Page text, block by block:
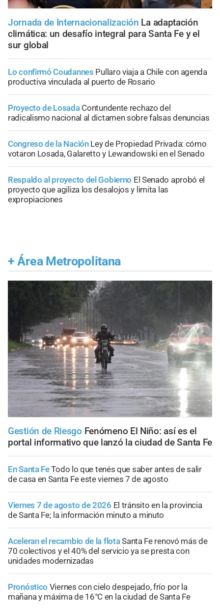
Jornada de Internacionalización La adaptación
climática: un desafío integral para Santa Fe y el
sur global
Lo confirmó Coudannes Pullaro viaja a Chile con agenda
productiva vinculada al puerto de Rosario
Proyecto de Losada Contundente rechazo del
radicalismo nacional al dictamen sobre falsas denuncias
Congreso de la Nación Ley de Propiedad Privada: cómo
votaron Losada, Galaretto y Lewandowski en el Senado
Respaldo al proyecto del Gobierno El Senado aprobó el
proyecto que agiliza los desalojos y limita las
expropiaciones
+ Área Metropolitana
Gestión de Riesgo Fenómeno El Niño: así es el
portal informativo que lanzó la ciudad de Santa Fe
En Santa FeTodo lo que tenés que saber antes de salir
de casa en Santa Fe este viernes 7 de agosto
Viernes 7 de agosto de 2026 El tránsito en la provincia
de Santa Fe; la información minuto a minuto
Aceleran el recambio de la flotaSanta Fe renovó más de
70 colectivos y el 40% del servicio ya se presta con
unidades modernizadas
Pronóstico Viernes con cielo despejado, frío por la
mañana y máxima de 16°C en la ciudad de Santa Fe